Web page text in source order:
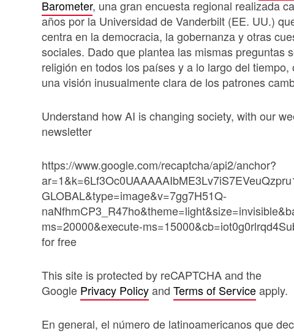
Barometer, una gran encuesta regional realizada
años por la Universidad de Vanderbilt (EE. UU.)
centra en la democracia, la gobernanza y otras
sociales. Dado que plantea las mismas preguntas
religión en todos los países y a lo largo del tiempo,
una visión inusualmente clara de los patrones
Understand how AI is changing society, with our
newsletter
https://www.google.com/recaptcha/api2/anchor?
GLOBAL&type=image&v=7gg7H51Q-
ms=20000&execute-
for free
This site is protected by reCAPTCHA and the
Google Privacy Policyand Terms of Serviceapply.
En general, el número de latinoamericanos que